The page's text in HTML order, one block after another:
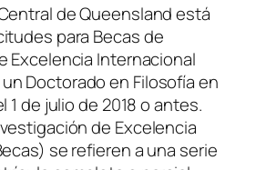
de Queensland está
para Becas de
Excelencia Internacional
Doctorado en Filosofía en
1 de julio de 2018 o antes.
de Excelencia
se refieren a una serie